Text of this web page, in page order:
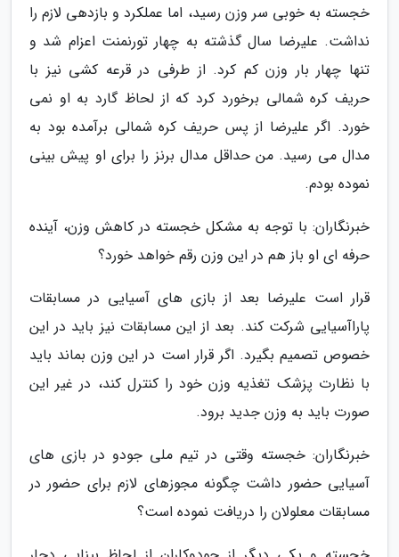
خجسته به خوبی سر وزن رسید، اما عملکرد و بازدهی لازم را
نداشت. علیرضا سال گذشته به چهار تورنمنت اعزام شد و
تنها چهار بار وزن کم کرد. از طرفی در قرعه کشی نیز با
حریف کره شمالی برخورد کرد که از لحاظ گارد به او نمی
خورد. اگر علیرضا از پس حریف کره شمالی برآمده بود به
مدال می رسید. من حداقل مدال برنز را برای او پیش بینی
نموده بودم.
خبرنگاران: با توجه به مشکل خجسته در کاهش وزن، آینده
حرفه ای او باز هم در این وزن رقم خواهد خورد؟
قرار است علیرضا بعد از بازی های آسیایی در مسابقات
پاراآسیایی شرکت کند. بعد از این مسابقات نیز باید در این
خصوص تصمیم بگیرد. اگر قرار است در این وزن بماند باید
با نظارت پزشک تغذیه وزن خود را کنترل کند، در غیر این
صورت باید به وزن جدید برود.
خبرنگاران: خجسته وقتی در تیم ملی جودو در بازی های
آسیایی حضور داشت چگونه مجوزهای لازم برای حضور در
مسابقات معلولان را دریافت نموده است؟